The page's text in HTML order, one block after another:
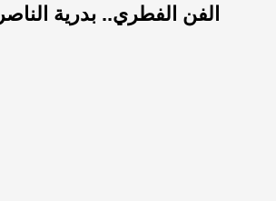
الفن الفطري.. بدرية الناصر